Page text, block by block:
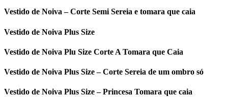
Vestido de Noiva – Corte Semi Sereia e tomara que caia
Vestido de Noiva Plus Size
Vestido de Noiva Plu Size Corte A Tomara que Caia
Vestido de Noiva Plus Size – Corte Sereia de um ombro só
Vestido de Noiva Plus Size – Princesa Tomara que caia